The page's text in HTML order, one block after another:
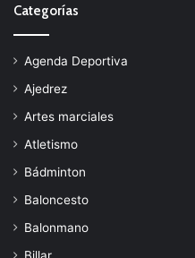
Categorías
Agenda Deportiva
Ajedrez
Artes marciales
Atletismo
Bádminton
Baloncesto
Balonmano
Billar